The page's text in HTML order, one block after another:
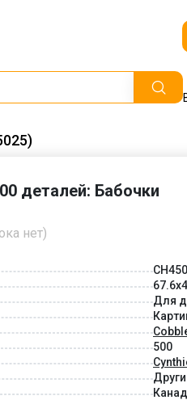
деталей: Бабочки
нет)
Для
500